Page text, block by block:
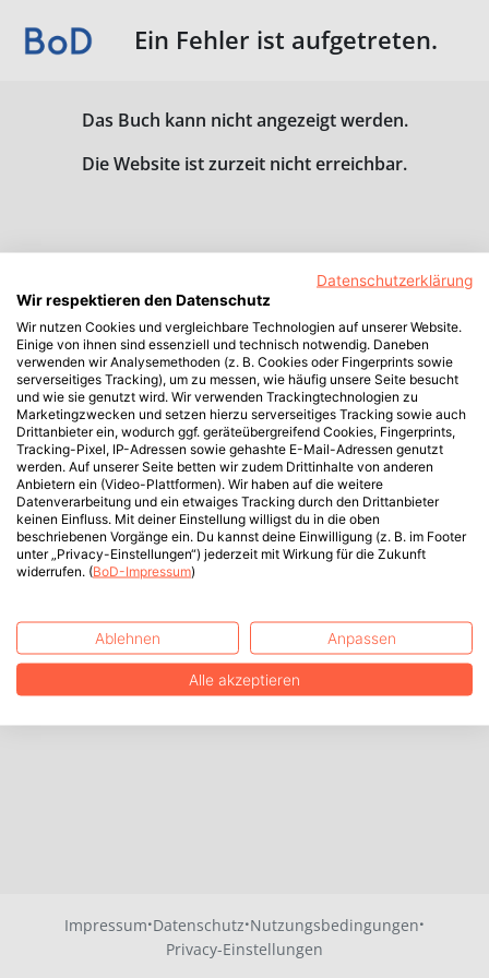
Ein Fehler ist aufgetreten.
Das Buch kann nicht angezeigt werden.
Die Website ist zurzeit nicht erreichbar.
Impressum·Datenschutz·Nutzungsbedingungen·
Privacy-Einstellungen
Datenschutzerklärung
Wir respektieren den Datenschutz
Wir nutzen Cookies und vergleichbare Technologien auf unserer Website.
Einige von ihnen sind essenziell und technisch notwendig. Daneben
verwenden wir Analysemethoden (z. B. Cookies oder Fingerprints sowie
serverseitiges Tracking), um zu messen, wie häufig unsere Seite besucht
und wie sie genutzt wird. Wir verwenden Trackingtechnologien zu
Marketingzwecken und setzen hierzu serverseitiges Tracking sowie auch
Drittanbieter ein, wodurch ggf. geräteübergreifend Cookies, Fingerprints,
Tracking-Pixel, IP-Adressen sowie gehashte E-Mail-Adressen genutzt
werden. Auf unserer Seite betten wir zudem Drittinhalte von anderen
Anbietern ein (Video-Plattformen). Wir haben auf die weitere
Datenverarbeitung und ein etwaiges Tracking durch den Drittanbieter
keinen Einfluss. Mit deiner Einstellung willigst du in die oben
beschriebenen Vorgänge ein. Du kannst deine Einwilligung (z. B. im Footer
unter „Privacy-Einstellungen“) jederzeit mit Wirkung für die Zukunft
widerrufen. (BoD-Impressum)
Ablehnen Anpassen
Alle akzeptieren